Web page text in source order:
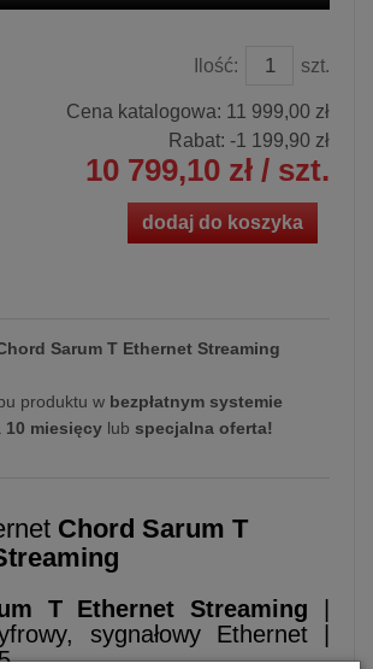
Ilość: szt.
Cena katalogowa: 11 999,00 zł
Rabat: -1 199,90 zł
10 799,10 zł / szt.
dodaj do koszyka
Sarum T Ethernet Streaming
produktu w bezpłatnym systemie
10 miesięcy lub specjalna oferta!
Chord Sarum T
T Ethernet Streaming
sygnałowy Ethernet |